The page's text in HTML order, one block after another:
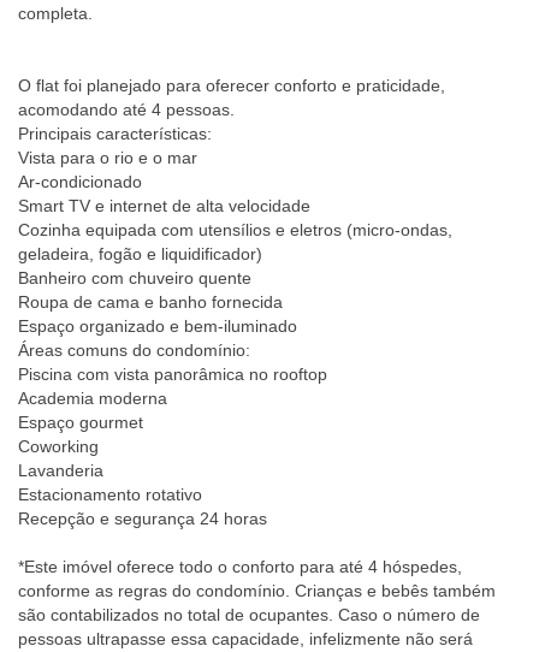
completa.
O flat foi planejado para oferecer conforto e praticidade,
acomodando até 4 pessoas.
Principais características:
Vista para o rio e o mar
Ar-condicionado
Smart TV e internet de alta velocidade
Cozinha equipada com utensílios e eletros (micro-ondas,
geladeira, fogão e liquidificador)
Banheiro com chuveiro quente
Roupa de cama e banho fornecida
Espaço organizado e bem-iluminado
Áreas comuns do condomínio:
Piscina com vista panorâmica no rooftop
Academia moderna
Espaço gourmet
Coworking
Lavanderia
Estacionamento rotativo
Recepção e segurança 24 horas
*Este imóvel oferece todo o conforto para até 4 hóspedes,
conforme as regras do condomínio. Crianças e bebês também
são contabilizados no total de ocupantes. Caso o número de
pessoas ultrapasse essa capacidade, infelizmente não será